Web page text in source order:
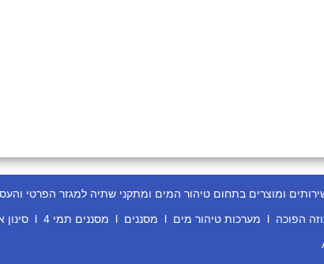
ומוצרים בתחום טיהור המים ומתקני שתיה למגזר הפרטי
הפוכה מערכות טיהור מים מסננים מסננים תמי 4 סינון